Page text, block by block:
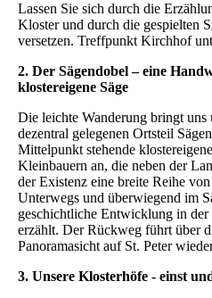
Lassen Sie sich durch die
Kloster und durch die gespielten
versetzen. Treffpunkt Kirchhof
2. Der Sägendobel – eine
klostereigene Säge
Die leichte Wanderung bringt
dezentral gelegenen Ortsteil
Mittelpunkt stehende
Kleinbauern an, die neben der
der Existenz eine breite Reihe
Unterwegs und überwiegend im
geschichtliche Entwicklung in der
erzählt. Der Rückweg führt über
Panoramasicht auf St. Peter
3. Unsere Klosterhöfe - einst